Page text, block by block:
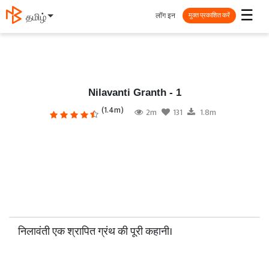
தமிழ் ☰
लॉग इन मुक्त प्रकाशित करें
Nilavanti Granth - 1
(1.4m) 2m 131 1.8m
निलावंती एक श्रापित ग्रंथ की पूरी कहानी।